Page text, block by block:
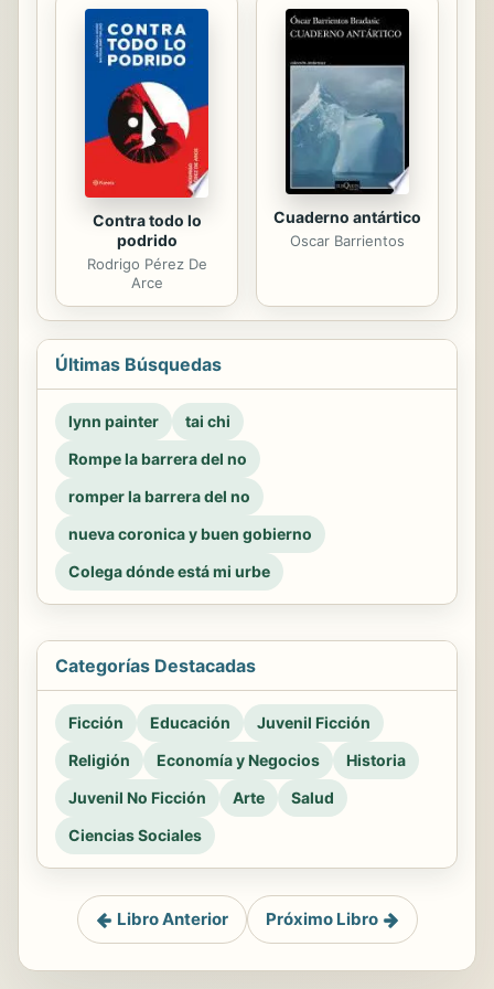
Contra todo lo
podrido
Rodrigo Pérez De
Arce
Cuaderno antártico
Oscar Barrientos
Últimas Búsquedas
lynn painter
tai chi
Rompe la barrera del no
romper la barrera del no
nueva coronica y buen gobierno
Colega dónde está mi urbe
Categorías Destacadas
Ficción Educación
Juvenil Ficción
Religión
Economía y Negocios
Historia
Juvenil No Ficción
Arte
Salud
Ciencias Sociales
Libro Anterior Próximo Libro